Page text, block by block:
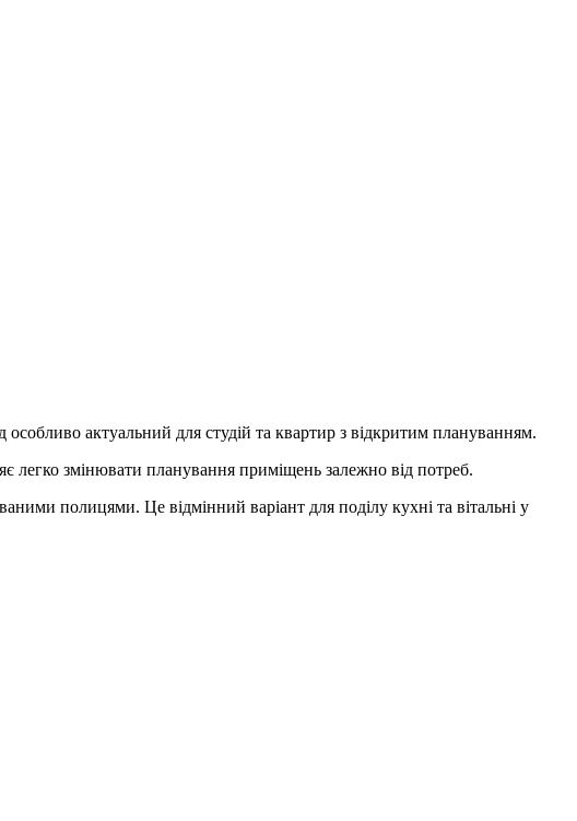
актуальний для студій та квартир з відкритим плануванням.
змінювати планування приміщень залежно від потреб.
полицями. Це відмінний варіант для поділу кухні та вітальні у